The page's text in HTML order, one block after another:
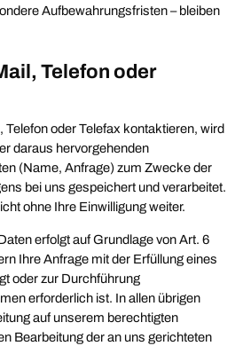
Aufbewahrungsfristen – bleiben
Telefon oder
Telefon oder Telefax kontaktieren, wird
daraus hervorgehenden
(Name, Anfrage) zum Zwecke der
bei uns gespeichert und verarbeitet.
ohne Ihre Einwilligung weiter.
erfolgt auf Grundlage von Art. 6
Ihre Anfrage mit der Erfüllung eines
oder zur Durchführung
erforderlich ist. In allen übrigen
auf unserem berechtigten
Bearbeitung der an uns gerichteten